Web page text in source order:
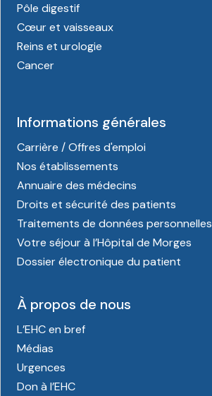
Pôle digestif
Cœur et vaisseaux
Reins et urologie
Cancer
Informations générales
Carrière / Offres d'emploi
Nos établissements
Annuaire des médecins
Droits et sécurité des patients
Traitements de données personnelles
Votre séjour à l’Hôpital de Morges
Dossier électronique du patient
À propos de nous
L’EHC en bref
Médias
Urgences
Don à l’EHC